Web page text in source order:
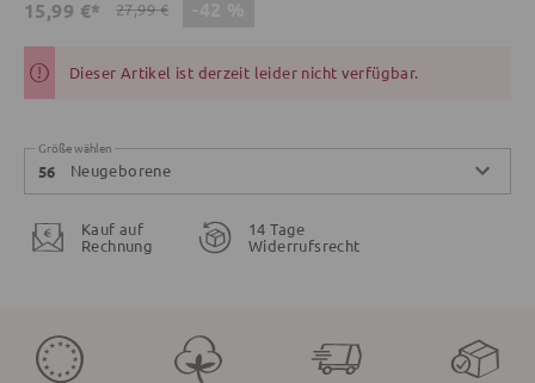
15,99 €* 27,99 €
Dieser Artikel ist derzeit leider nicht verfügbar.
Größe wählen
56 Neugeborene
Kauf auf
Rechnung
14 Tage
Widerrufsrecht